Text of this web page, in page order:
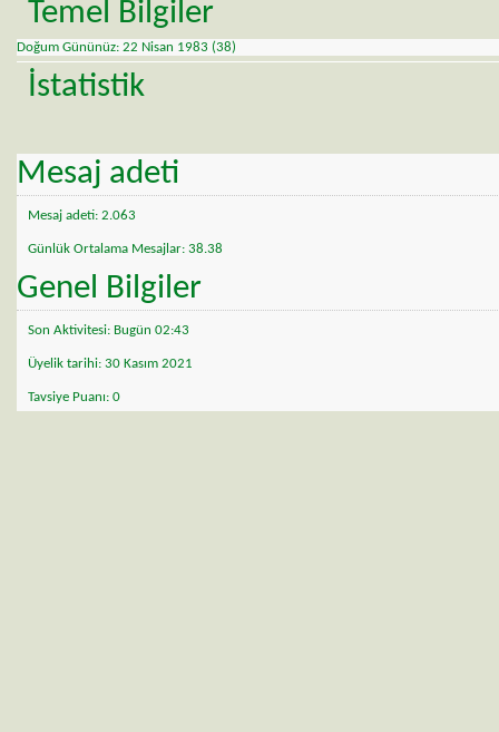
Temel Bilgiler
Doğum Gününüz 22 Nisan 1983 (38)
İstatistik
Mesaj adeti
Mesaj adeti 2.063
Günlük Ortalama Mesajlar 38.38
Genel Bilgiler
Son Aktivitesi Bugün 02:43
Üyelik tarihi 30 Kasım 2021
Tavsiye Puanı 0